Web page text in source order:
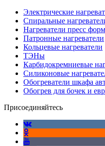
Электрические
Спиральные
Нагреватели пресс форм
Патронные нагреватели
Кольцевые нагреватели
ТЭНы
Карбидокремниевые
Силиконовые
Обогреватели шкафа
Обогрев для бочек и
Присоединяйтесь